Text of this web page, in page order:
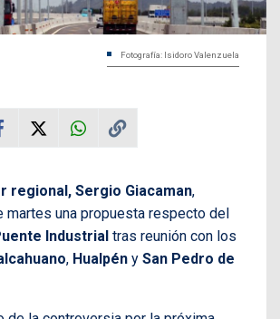
Fotografía: Isidoro Valenzuela
regional, Sergio Giacaman,
martes una propuesta respecto del
Industrial tras reunión con los
, Hualpén y San Pedro de